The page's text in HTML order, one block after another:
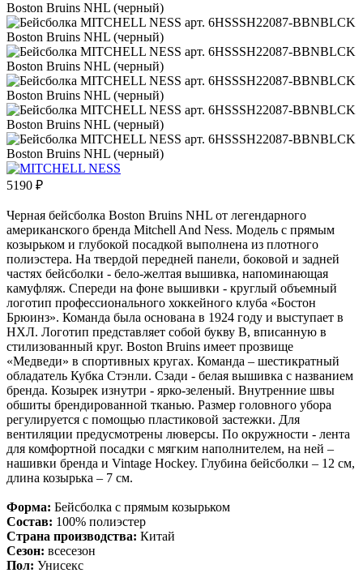
5190 ₽
Черная бейсболка Boston Bruins NHL от легендарного
американского бренда Mitchell And Ness. Модель с прямым
козырьком и глубокой посадкой выполнена из плотного
полиэстера. На твердой передней панели, боковой и задней
частях бейсболки - бело-желтая вышивка, напоминающая
камуфляж. Спереди на фоне вышивки - круглый объемный
логотип профессионального хоккейного клуба «Бостон
Брюинз». Команда была основана в 1924 году и выступает в
НХЛ. Логотип представляет собой букву B, вписанную в
стилизованный круг. Boston Bruins имеет прозвище
«Медведи» в спортивных кругах. Команда – шестикратный
обладатель Кубка Стэнли. Сзади - белая вышивка с названием
бренда. Козырек изнутри - ярко-зеленый. Внутренние швы
обшиты брендированной тканью. Размер головного убора
регулируется с помощью пластиковой застежки. Для
вентиляции предусмотрены люверсы. По окружности - лента
для комфортной посадки с мягким наполнителем, на ней –
нашивки бренда и Vintage Hockey. Глубина бейсболки – 12 см,
длина козырька – 7 см.
Форма: Бейсболка с прямым козырьком
Состав: 100% полиэстер
Страна производства: Китай
Сезон: всесезон
Пол: Унисекс